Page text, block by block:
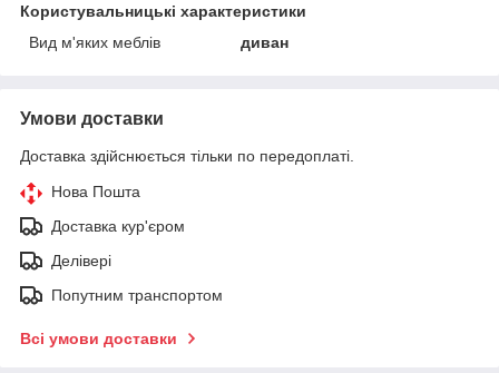
Користувальницькі характеристики
Вид м'яких меблів
диван
Умови доставки
Доставка здійснюється тільки по передоплаті.
Нова Пошта
Доставка кур'єром
Делівері
Попутним транспортом
Всі умови доставки